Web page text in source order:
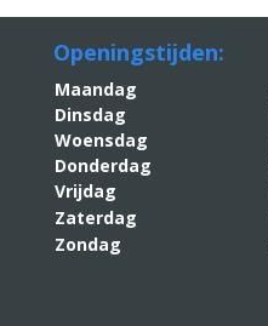
Openingstijden:
Maandag
Dinsdag
Woensdag
Donderdag
Vrijdag
Zaterdag
Zondag